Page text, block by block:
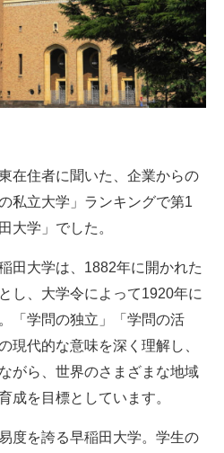
在住者に聞いた、企業からの
私立大学」ランキングで第1
大学」でした。
田大学は、1882年に開かれた
し、大学令によって1920年に
「学問の独立」「学問の活
現代的な意味を深く理解し、
がら、世界のさまざまな地域
成を目標としています。
度を誇る早稲田大学。学生の